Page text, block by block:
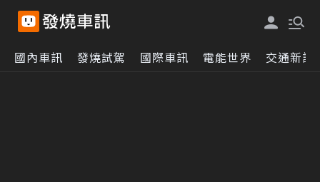
國內車訊 發燒試駕 國際車訊 電能世界 交通新訊